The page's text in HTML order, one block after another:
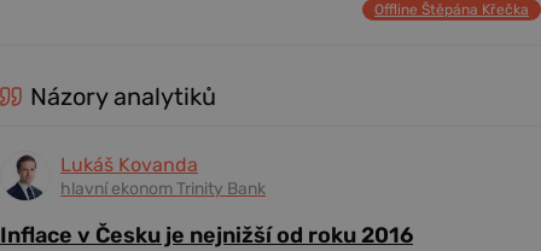
Offline Štěpána Křečka
Názory analytiků
Lukáš Kovanda
hlavní ekonom Trinity Bank
Inflace v Česku je nejnižší od roku 2016